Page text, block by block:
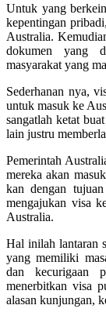
Untuk yang
kepentingan
Australia.
dokumen yang
masyarakat yang
Sederhanan nya,
untuk masuk ke
sangatlah ketat
lain justru
Pemerintah
mereka akan
kan dengan
mengajukan visa
Australia.
Hal inilah lantaran
yang memiliki
dan kecurigaan
menerbitkan visa
alasan kunjungan,